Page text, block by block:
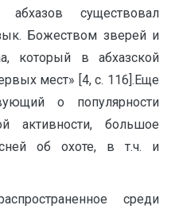
существовал
Божеством зверей и
который в абхазской
мест» [4, c. 116].Еще
о популярности
активности, большое
об охоте, в т.ч. и
среди